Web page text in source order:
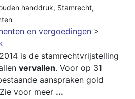
handdruk, Stamrecht,
en vergoedingen >
is de stamrechtvrijstelling
vervallen. Voor op 31
aanspraken gold
voor meer ...